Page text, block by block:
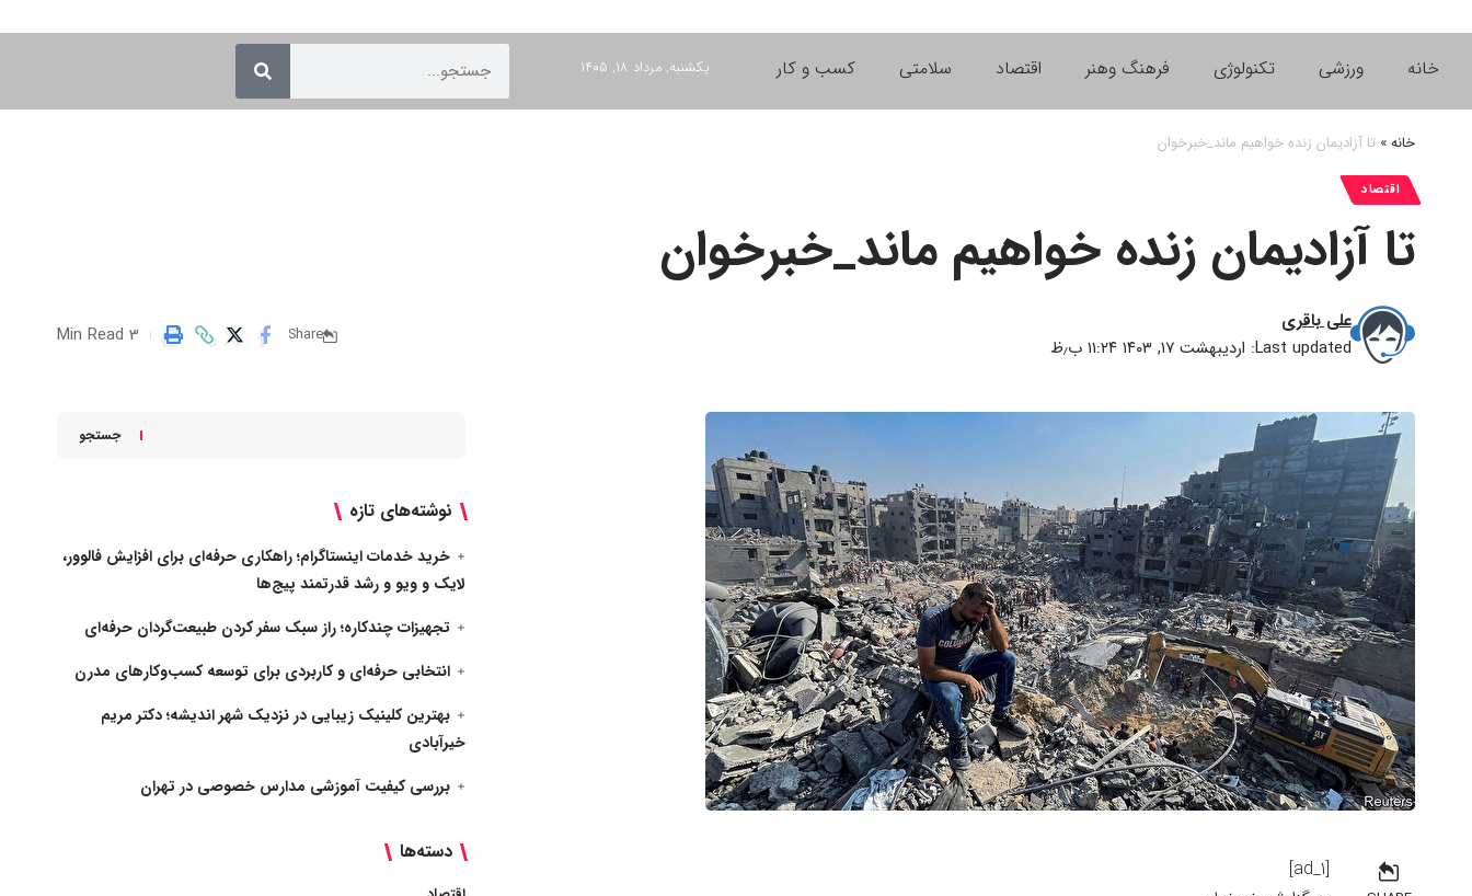
خانه ورزشی تکنولوژی فرهنگ وهنر اقتصاد سلامتی کسب و کار یکشنبه, مرداد ۱۸, ۱۴۰۵
خانه» تا آزادیمان زنده خواهیم ماند_خبرخوان
اقتصاد
تا آزادیمان زنده خواهیم ماند_خبرخوان
Last updated: اردیبهشت ۱۷, ۱۴۰۳ ۱۱:۲۴ ب٫ظ
علی باقری
Share
3 Min Read
[ad_1]
جستجو
نوشته‌های تازه
خرید خدمات اینستاگرام؛ راهکاری حرفه‌ای برای افزایش فالوور،
لایک و ویو و رشد قدرتمند پیج‌ها
تجهیزات چندکاره؛ راز سبک سفر کردن طبیعت‌گردان حرفه‌ای
انتخابی حرفه‌ای و کاربردی برای توسعه کسب‌وکارهای مدرن
بهترین کلینیک زیبایی در نزدیک شهر اندیشه؛ دکتر مریم
خیرآبادی
بررسی کیفیت آموزشی مدارس خصوصی در تهران
دسته‌ها